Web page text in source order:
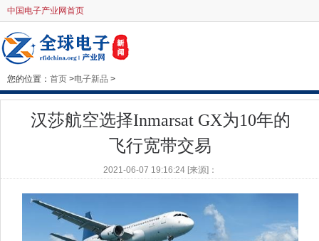
中国电子产业网首页
您的位置： 首页 >电子新品 >
汉莎航空选择Inmarsat GX为10年的
飞行宽带交易
2021-06-07 19:16:24 [来源]：